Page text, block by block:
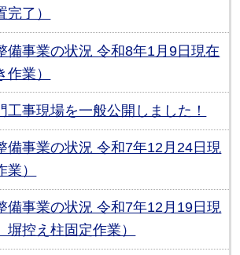
了）
備事業の状況 令和8年1月9日現在
作業）
工事現場を一般公開しました！
備事業の状況 令和7年12月24日現
）
備事業の状況 令和7年12月19日現
塀控え柱固定作業）